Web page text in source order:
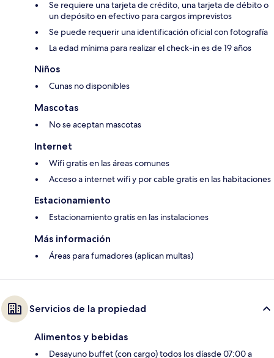
Se requiere una tarjeta de crédito, una tarjeta de débito o
un depósito en efectivo para cargos imprevistos
Se puede requerir una identificación oficial con fotografía
La edad mínima para realizar el check-in es de 19 años
Niños
Cunas no disponibles
Mascotas
No se aceptan mascotas
Internet
Wifi gratis en las áreas comunes
Acceso a internet wifi y por cable gratis en las habitaciones
Estacionamiento
Estacionamiento gratis en las instalaciones
Más información
Áreas para fumadores (aplican multas)
Servicios de la propiedad
Alimentos y bebidas
Desayuno buffet (con cargo) todos los díasde 07:00 a